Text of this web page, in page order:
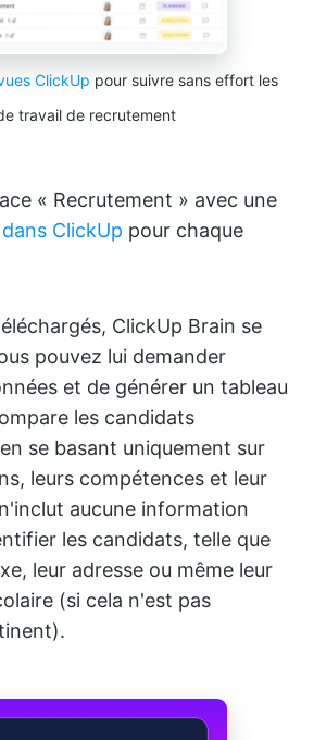
ClickUp pour suivre sans effort les
travail de recrutement
« Recrutement » avec une
dans ClickUp pour chaque
ClickUp Brain se
pouvez lui demander
et de générer un tableau
les candidats
se basant uniquement sur
leurs compétences et leur
aucune information
les candidats, telle que
leur adresse ou même leur
(si cela n'est pas